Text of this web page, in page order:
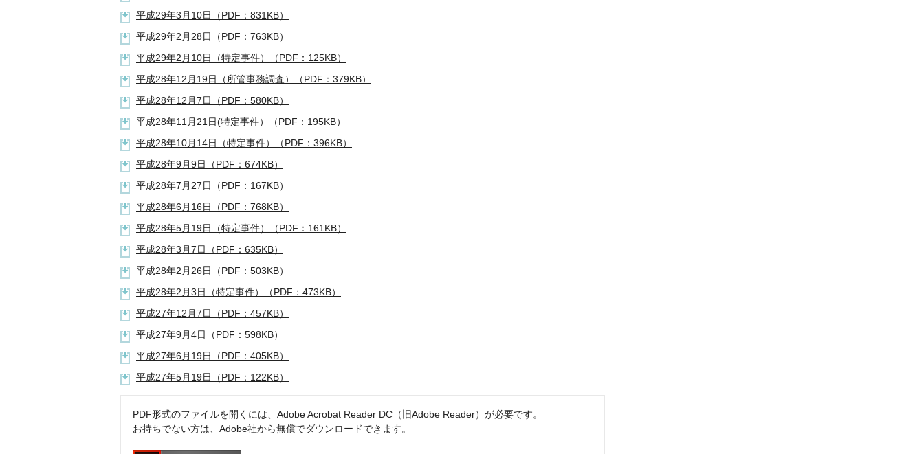
平成29年3月10日（PDF：831KB）
平成29年2月28日（PDF：763KB）
平成29年2月10日（特定事件）（PDF：125KB）
平成28年12月19日（所管事務調査）（PDF：379KB）
平成28年12月7日（PDF：580KB）
平成28年11月21日(特定事件）（PDF：195KB）
平成28年10月14日（特定事件）（PDF：396KB）
平成28年9月9日（PDF：674KB）
平成28年7月27日（PDF：167KB）
平成28年6月16日（PDF：768KB）
平成28年5月19日（特定事件）（PDF：161KB）
平成28年3月7日（PDF：635KB）
平成28年2月26日（PDF：503KB）
平成28年2月3日（特定事件）（PDF：473KB）
平成27年12月7日（PDF：457KB）
平成27年9月4日（PDF：598KB）
平成27年6月19日（PDF：405KB）
平成27年5月19日（PDF：122KB）
PDF形式のファイルを開くには、Adobe Acrobat Reader DC（旧Adobe Reader）が必要です。
お持ちでない方は、Adobe社から無償でダウンロードできます。